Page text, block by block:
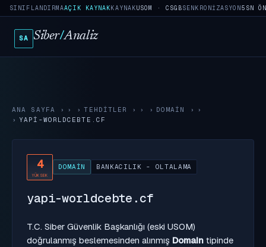
SINIFLANDIRMAAÇIK KAYNAKKAYNAKUSOM · CSGBSENKRONIZASYON5SN
SA Siber/Analiz
ANA SAYFA › TEHDITLER › DOMAIN
›
YAPI-WORLDCEBTE.CF
4
YÜKSEK
DOMAIN BANKACILIK - OLTALAMA
yapi-worldcebte.cf
T.C. Siber Güvenlik Başkanlığı (eski USOM)
doğrulanmış beslemesinden alınmış Domain tipinde